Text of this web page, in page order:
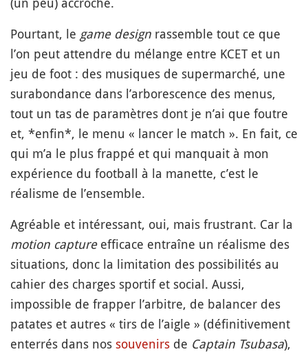
Pourtant, le game design rassemble tout ce que
l’on peut attendre du mélange entre KCET et un
jeu de foot : des musiques de supermarché, une
surabondance dans l’arborescence des menus,
tout un tas de paramètres dont je n’ai que foutre
et, *enfin*, le menu « lancer le match ». En fait, ce
qui m’a le plus frappé et qui manquait à mon
expérience du football à la manette, c’est le
réalisme de l’ensemble.
Agréable et intéressant, oui, mais frustrant. Car la
motion captureefficace entraîne un réalisme des
situations, donc la limitation des possibilités au
cahier des charges sportif et social. Aussi,
impossible de frapper l’arbitre, de balancer des
patates et autres « tirs de l’aigle » (définitivement
enterrés dans nos souvenirs de Captain Tsubasa),